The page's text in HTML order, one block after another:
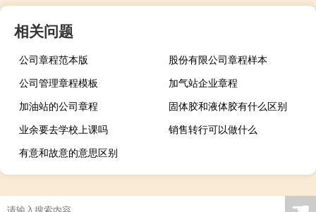
相关问题
公司章程范本版
股份有限公司章程样本
公司管理章程模板
加气站企业章程
加油站的公司章程
固体胶和液体胶有什么区别
业余要去学校上课吗
销售转行可以做什么
有意和故意的意思区别